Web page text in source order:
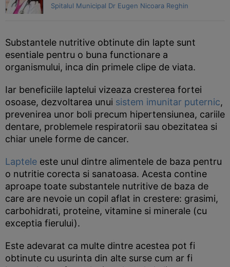
Spitalul Municipal Dr Eugen Nicoara Reghin
Substantele nutritive obtinute din lapte sunt
esentiale pentru o buna functionare a
organismului, inca din primele clipe de viata.
Iar beneficiile laptelui vizeaza cresterea fortei
osoase, dezvoltarea unui sistem imunitar puternic,
prevenirea unor boli precum hipertensiunea, cariile
dentare, problemele respiratorii sau obezitatea si
chiar unele forme de cancer.
Laptele este unul dintre alimentele de baza pentru
o nutritie corecta si sanatoasa. Acesta contine
aproape toate substantele nutritive de baza de
care are nevoie un copil aflat in crestere: grasimi,
carbohidrati, proteine, vitamine si minerale (cu
exceptia fierului).
Este adevarat ca multe dintre acestea pot fi
obtinute cu usurinta din alte surse cum ar fi